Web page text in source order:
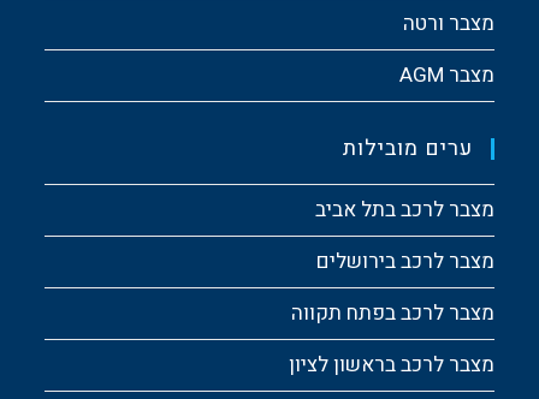
מצבר ורטה
מצבר AGM
ערים מובילות
מצבר לרכב בתל אביב
מצבר לרכב בירושלים
מצבר לרכב בפתח תקווה
מצבר לרכב בראשון לציון